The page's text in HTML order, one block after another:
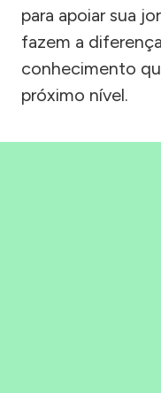
para apoiar sua
fazem a
conhecimento
próximo nível.